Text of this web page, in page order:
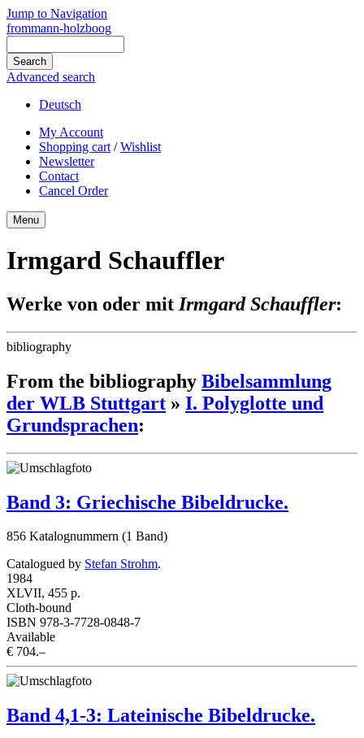
Jump to Navigation
frommann-holzboog
Advanced search
Deutsch
My Account
Shopping cart /Wishlist
Newsletter
Contact
Cancel Order
Menu
Irmgard Schauffler
Werke von oder mit Irmgard Schauffler:
bibliography
From the bibliography Bibelsammlung
der WLB Stuttgart » I. Polyglotte und
Grundsprachen:
Band 3: Griechische Bibeldrucke.
856 Katalognummern (1 Band)
Catalogued by Stefan Strohm.
1984
XLVII, 455 p.
Cloth-bound
ISBN 978-3-7728-0848-7
Available
€ 704.–
Band 4,1-3: Lateinische Bibeldrucke.